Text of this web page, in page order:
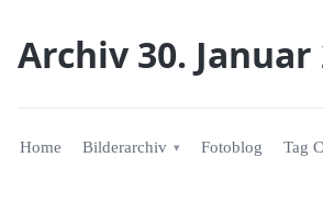
Archiv 30. Januar
Home Bilderarchiv Fotoblog Tag